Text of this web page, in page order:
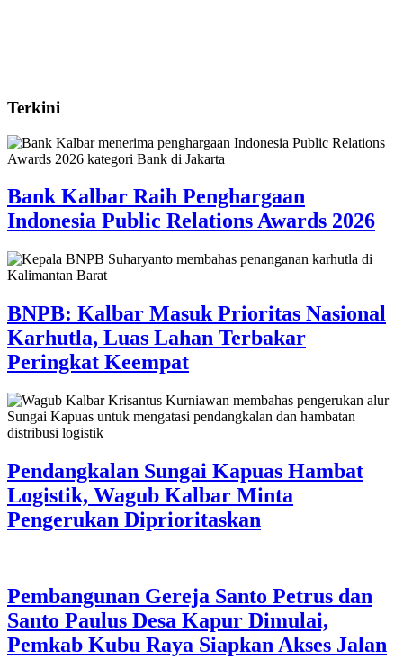
Terkini
Bank Kalbar Raih Penghargaan
Indonesia Public Relations Awards 2026
BNPB: Kalbar Masuk Prioritas Nasional
Karhutla, Luas Lahan Terbakar
Peringkat Keempat
Pendangkalan Sungai Kapuas Hambat
Logistik, Wagub Kalbar Minta
Pengerukan Diprioritaskan
Pembangunan Gereja Santo Petrus dan
Santo Paulus Desa Kapur Dimulai,
Pemkab Kubu Raya Siapkan Akses Jalan